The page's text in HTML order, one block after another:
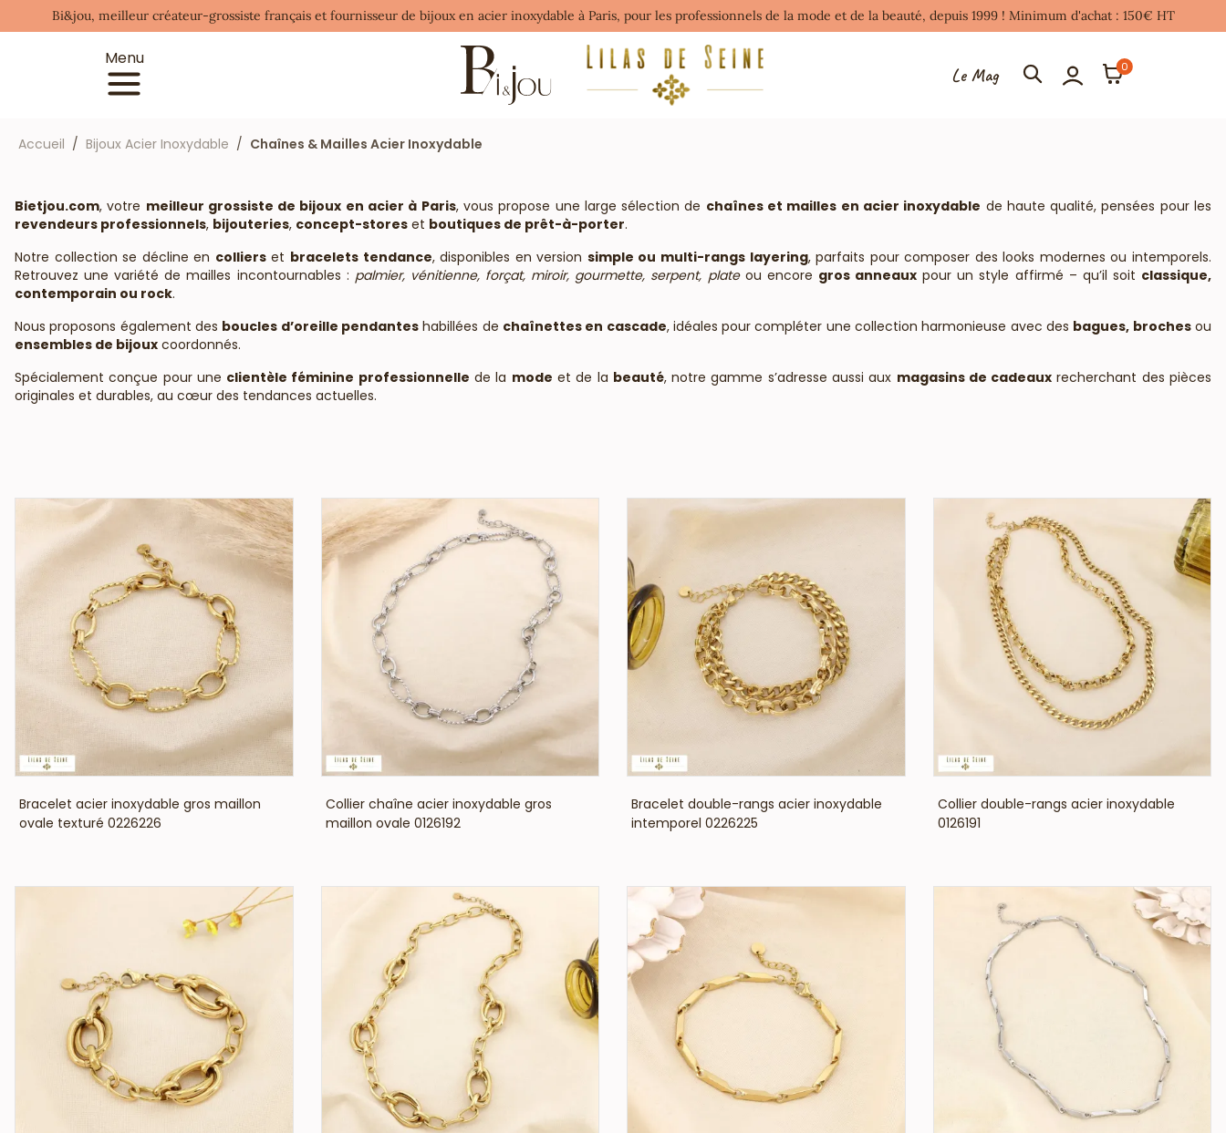
Bi&jou, meilleur créateur-grossiste français et fournisseur de bijoux en acier inoxydable à Paris, pour les professionnels de la mode et de la beauté, depuis 1999 ! Minimum d'achat : 150€ HT
Menu
Le Mag 0
Accueil Bijoux Acier Inoxydable Chaînes & Mailles Acier Inoxydable
Bietjou.com, votre meilleur grossiste de bijoux en acier à Paris, vous propose une large sélection de chaînes et mailles en acier inoxydable de haute qualité, pensées pour les
revendeurs professionnels, bijouteries, concept-stores et boutiques de prêt-à-porter.
Notre collection se décline en collierset bracelets tendance, disponibles en version simple ou multi-rangs layering, parfaits pour composer des looks modernes ou intemporels.
Retrouvez une variété de mailles incontournables : palmier, vénitienne, forçat, miroir, gourmette, serpent, plateou encore gros anneaux pour un style affirmé – qu’il soit classique,
contemporain ou rock.
Nous proposons également des boucles d’oreille pendanteshabillées de chaînettes en cascade, idéales pour compléter une collection harmonieuse avec des bagues, brochesou
ensembles de bijoux coordonnés.
Spécialement conçue pour une clientèle féminine professionnelle de la mode et de la beauté, notre gamme s’adresse aussi aux magasins de cadeaux recherchant des pièces
originales et durables, au cœur des tendances actuelles.
VOIR LE PRIX
Bracelet acier inoxydable gros maillon
ovale texturé 0226226
VOIR LE PRIX
Collier chaîne acier inoxydable gros
maillon ovale 0126192
VOIR LE PRIX
Bracelet double-rangs acier inoxydable
intemporel 0226225
VOIR LE PRIX
Collier double-rangs acier inoxydable
0126191